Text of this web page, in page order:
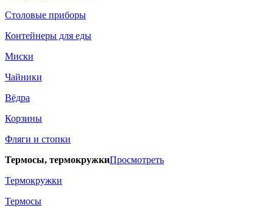
Столовые приборы
Контейнеры для еды
Миски
Чайники
Вёдра
Корзины
Фляги и стопки
Термосы, термокружкиПросмотреть
Термокружки
Термосы